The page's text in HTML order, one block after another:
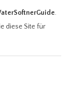
.
diese Site für